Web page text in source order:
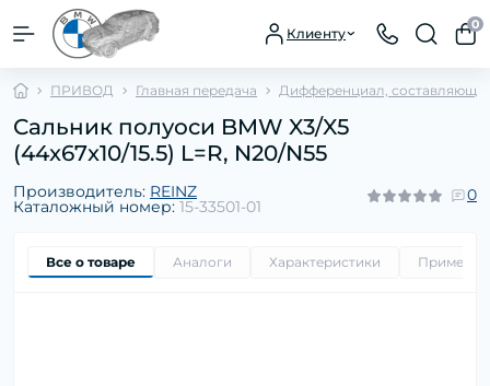
Клиенту
0
ПРИВОД Главная передача Дифференциал,
Сальник полуоси BMW X3/X5
(44x67x10/15.5) L=R, N20/N55
Производитель: REINZ
Каталожный номер: 15-33501-01
0
Все о товаре Аналоги Характеристики